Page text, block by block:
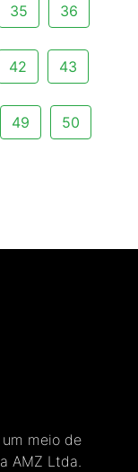
35 36
42 43
49 50
meio de
AMZ Ltda.